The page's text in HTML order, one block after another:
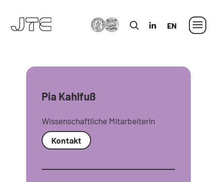
Englisch
MLU
Pia Kahlfuß
Wissenschaftliche Mitarbeiterin
Kontakt